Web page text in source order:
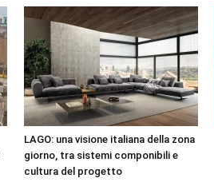
LAGO: una visione italiana della zona
giorno, tra sistemi componibili e
cultura del progetto